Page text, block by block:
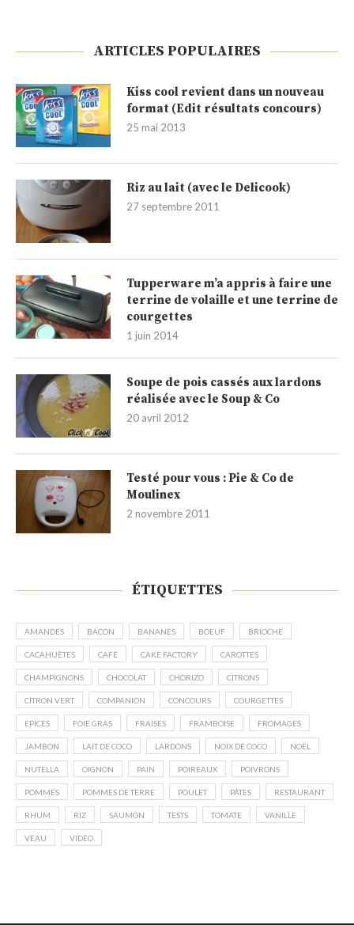
ARTICLES POPULAIRES
Kiss cool revient dans un nouveau
format (Edit résultats concours)
25 mai 2013
Riz au lait (avec le Delicook)
27 septembre 2011
Tupperware m’a appris à faire une
terrine de volaille et une terrine de
courgettes
1 juin 2014
Soupe de pois cassés aux lardons
réalisée avec le Soup & Co
20 avril 2012
Testé pour vous : Pie & Co de
Moulinex
2 novembre 2011
ÉTIQUETTES
AMANDES BACON BANANES BOEUF BRIOCHE
CACAHUÈTES CAFÉ CAKE FACTORY CAROTTES
CHAMPIGNONS CHOCOLAT CHORIZO CITRONS
CITRON VERT COMPANION CONCOURS COURGETTES
EPICES FOIE GRAS FRAISES FRAMBOISE FROMAGES
JAMBON LAIT DE COCO LARDONS NOIX DE COCO NOËL
NUTELLA OIGNON PAIN POIREAUX POIVRONS
POMMES POMMES DE TERRE POULET PÂTES RESTAURANT
RHUM RIZ SAUMON TESTS TOMATE VANILLE
VEAU VIDÉO